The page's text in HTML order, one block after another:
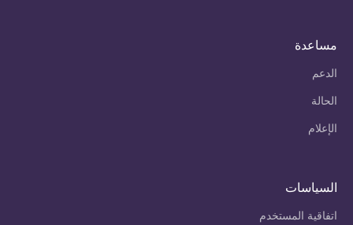
مساعدة
الدعم
الحالة
الإعلام
السياسات
اتفاقية المستخدم